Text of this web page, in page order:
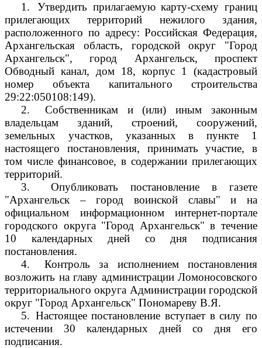
1.
Утвердить прилагаемую карту-схему границ
прилегающих территорий нежилого здания,
расположенного по адресу: Российская Федерация,
Архангельская область, городской округ "Город
Архангельск", город Архангельск, проспект
Обводный канал, дом 18, корпус 1 (кадастровый
номер объекта капитального строительства
29:22:050108:149).
2.
Собственникам и (или) иным законным
владельцам зданий, строений, сооружений,
земельных участков, указанных в пункте 1
настоящего постановления, принимать участие, в
том числе финансовое, в содержании прилегающих
территорий.
3.
Опубликовать постановление в газете
"Архангельск – город воинской славы" и на
официальном информационном интернет-портале
городского округа "Город Архангельск" в течение
10 календарных дней со дня подписания
постановления.
4.
Контроль за исполнением постановления
возложить на главу администрации Ломоносовского
территориального округа Администрации городской
округ "Город Архангельск" Пономареву В.Я.
5. Настоящее постановление вступает в силу по
истечении 30 календарных дней со дня его
подписания.